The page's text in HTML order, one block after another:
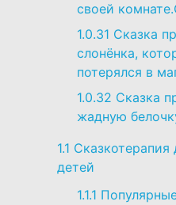
своей
1.0.31 Сказка
слонёнка,
потерялся в
1.0.32 Сказка
жадную
1.1 Сказкотерапия
детей
1.1.1